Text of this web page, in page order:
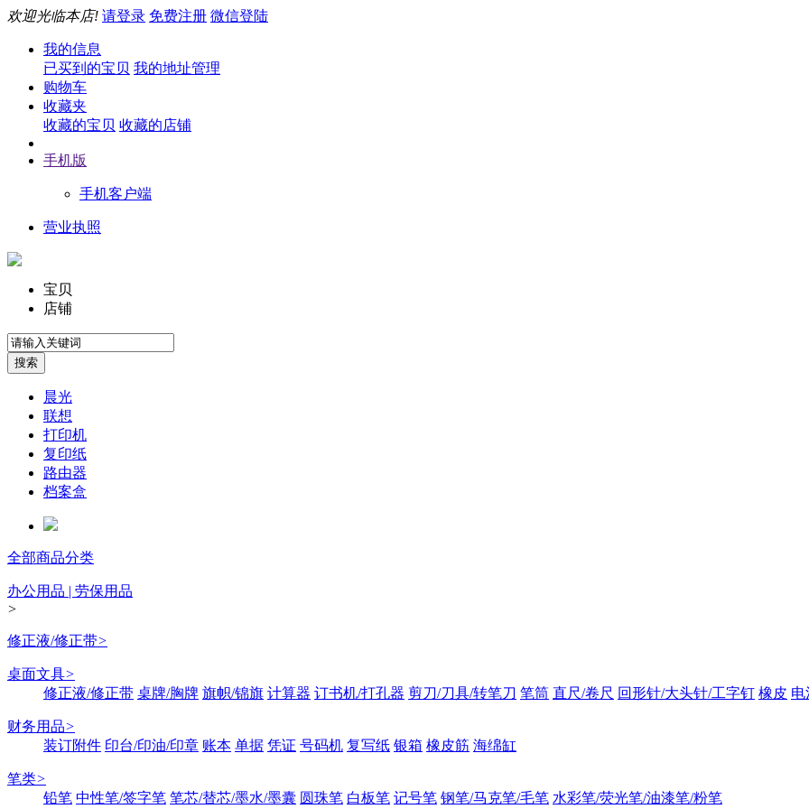
欢迎光临本店! 请登录 免费注册 微信登陆
我的信息
已买到的宝贝 我的地址管理
购物车
收藏夹
收藏的宝贝 收藏的店铺
手机版
手机客户端
营业执照
宝贝
店铺
晨光
联想
打印机
复印纸
路由器
档案盒
全部商品分类
办公用品 | 劳保用品
>
修正液/修正带>
桌面文具>
修正液/修正带 桌牌/胸牌 旗帜/锦旗 计算器 订书机/打孔器 剪刀/刀具/转笔刀 笔筒 直尺/卷尺 回形针/大头针/工字钉 橡皮 电
财务用品>
装订附件 印台/印油/印章 账本 单据 凭证 号码机 复写纸 银箱 橡皮筋 海绵缸
笔类>
铅笔 中性笔/签字笔 笔芯/替芯/墨水/墨囊 圆珠笔 白板笔 记号笔 钢笔/马克笔/毛笔 水彩笔/荧光笔/油漆笔/粉笔